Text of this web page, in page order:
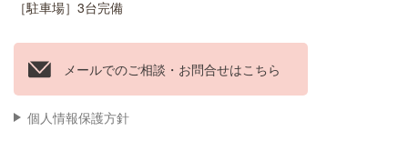
［駐車場］3台完備
メールでのご相談・お問合せはこちら
個人情報保護方針